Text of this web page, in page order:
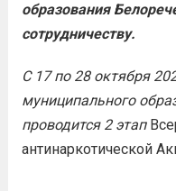
образования
сотрудничеству.
С 17 по 28 октября
муниципального
проводится 2 этап
антинаркотической